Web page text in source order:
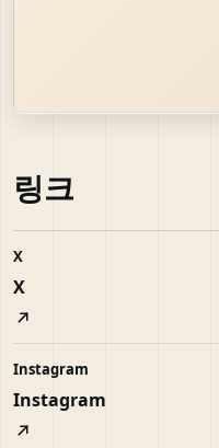
링크
X
X
Instagram
Instagram